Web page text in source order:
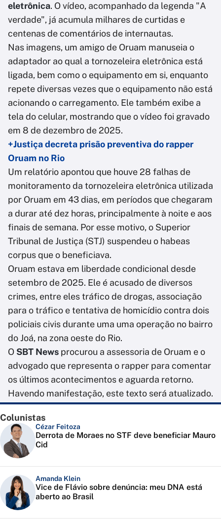
eletrônica. O vídeo, acompanhado da legenda "A
verdade", já acumula milhares de curtidas e
centenas de comentários de internautas.
Nas imagens, um amigo de Oruam manuseia o
adaptador ao qual a tornozeleira eletrônica está
ligada, bem como o equipamento em si, enquanto
repete diversas vezes que o equipamento não está
acionando o carregamento. Ele também exibe a
tela do celular, mostrando que o vídeo foi gravado
em 8 de dezembro de 2025.
+Justiça decreta prisão preventiva do rapper
Oruam no Rio
Um relatório apontou que houve 28 falhas de
monitoramento da tornozeleira eletrônica utilizada
por Oruam em 43 dias, em períodos que chegaram
a durar até dez horas, principalmente à noite e aos
finais de semana. Por esse motivo, o Superior
Tribunal de Justiça (STJ) suspendeu o habeas
corpus que o beneficiava.
Oruam estava em liberdade condicional desde
setembro de 2025. Ele é acusado de diversos
crimes, entre eles tráfico de drogas, associação
para o tráfico e tentativa de homicídio contra dois
policiais civis durante uma uma operação no bairro
do Joá, na zona oeste do Rio.
O SBT News procurou a assessoria de Oruam e o
advogado que representa o rapper para comentar
os últimos acontecimentos e aguarda retorno.
Havendo manifestação, este texto será atualizado.
Colunistas
Cézar Feitoza
Derrota de Moraes no STF deve beneficiar Mauro
Cid
Amanda Klein
Vice de Flávio sobre denúncia: meu DNA está
aberto ao Brasil